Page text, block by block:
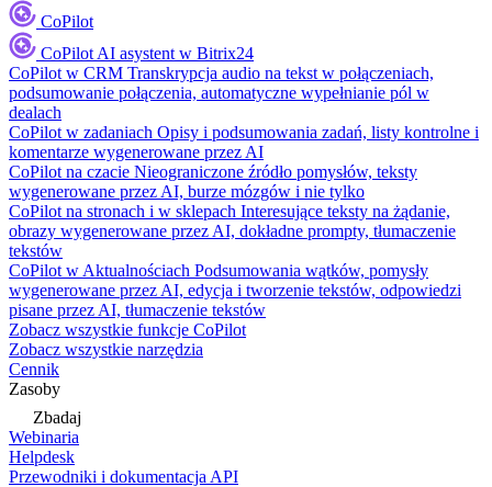
CoPilot
CoPilot AI asystent w Bitrix24
CoPilot w CRM Transkrypcja audio na tekst w połączeniach,
podsumowanie połączenia, automatyczne wypełnianie pól w
dealach
CoPilot w zadaniach Opisy i podsumowania zadań, listy kontrolne i
komentarze wygenerowane przez AI
CoPilot na czacie Nieograniczone źródło pomysłów, teksty
wygenerowane przez AI, burze mózgów i nie tylko
CoPilot na stronach i w sklepach Interesujące teksty na żądanie,
obrazy wygenerowane przez AI, dokładne prompty, tłumaczenie
tekstów
CoPilot w Aktualnościach Podsumowania wątków, pomysły
wygenerowane przez AI, edycja i tworzenie tekstów, odpowiedzi
pisane przez AI, tłumaczenie tekstów
Zobacz wszystkie funkcje CoPilot
Zobacz wszystkie narzędzia
Cennik
Zasoby
Zbadaj
Webinaria
Helpdesk
Przewodniki i dokumentacja API